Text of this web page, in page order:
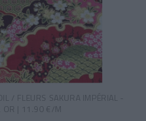
/ FLEURS SAKURA IMPÉRIAL -
OR | 11.90 €/M